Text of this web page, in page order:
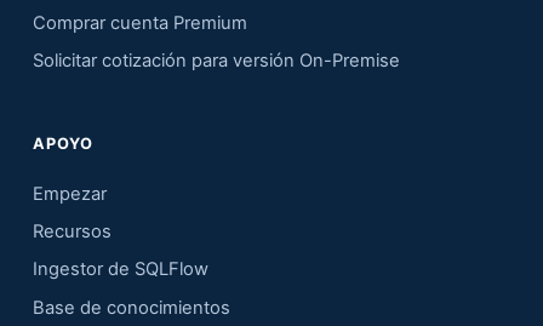
Comprar cuenta Premium
Solicitar cotización para versión On-Premise
APOYO
Empezar
Recursos
Ingestor de SQLFlow
Base de conocimientos